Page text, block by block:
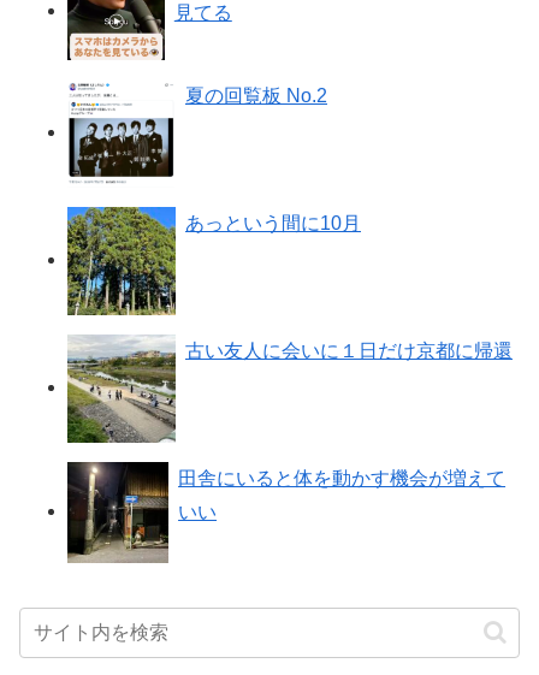
見てる
夏の回覧板 No.2
あっという間に10月
古い友人に会いに１日だけ京都に帰還
田舎にいると体を動かす機会が増えて
いい